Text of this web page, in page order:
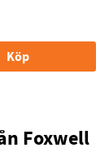
Köp
Foxwell